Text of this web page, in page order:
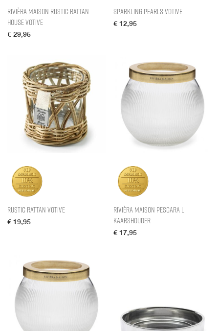
Rivièra Maison Rustic Rattan
House Votive
€ 29,95
Sparkling Pearls Votive
€ 12,95
Rustic Rattan Votive
€ 19,95
Rivièra Maison Pescara L
Kaarshouder
€ 17,95